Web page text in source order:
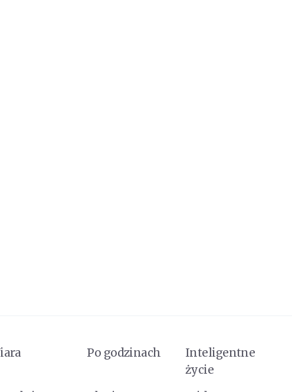
Po godzinach
Inteligentne
życie